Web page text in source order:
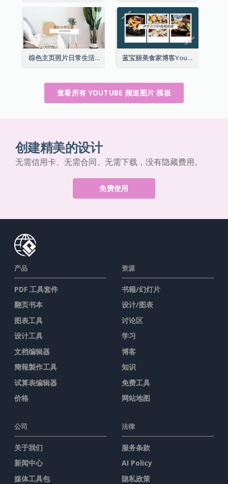
棕色主页照片日常生活分享YouTube频道图片 蓝宝丽美食家博客YouTube频道图片
查看所有 YOUTUBE 频道图片 模板
创建精美的设计
无需信用卡、无需合同、无需下载，没有隐藏费用。
免费使用
产品
PDF 工具套件
翻页书本
图表工具
设计工具
文档编辑器
簡報製作工具
试算表编辑器
价格
资源
书籍/幻灯片
设计/图表
讨论区
学习
博客
知识
免费工具
网站地图
公司
关于我们
新闻中心
媒体工具包
法律
服务条款
AI Policy
隐私政策